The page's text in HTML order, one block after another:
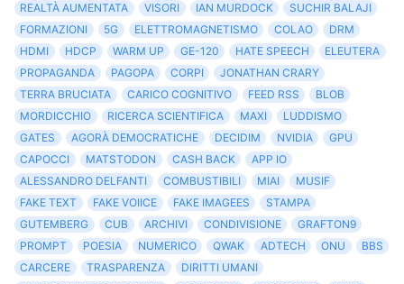
REALTÀ AUMENTATA
VISORI IAN MURDOCK
SUCHIR BALAJI
FORMAZIONI
5G ELETTROMAGNETISMO COLAO
DRM
HDMI
HDCP WARM UP GE-120 HATE SPEECH
ELEUTERA
PROPAGANDA
PAGOPA CORPI
JONATHAN CRARY
TERRA BRUCIATA
CARICO COGNITIVO FEED RSS
BLOB
MORDICCHIO
RICERCA SCIENTIFICA MAXI
LUDDISMO
GATES
AGORÀ DEMOCRATICHE DECIDIM NVIDIA
GPU
CAPOCCI
MATSTODON CASH BACK
APP IO
ALESSANDRO DELFANTI
COMBUSTIBILI MIAI
MUSIF
FAKE TEXT
FAKE VOIICE FAKE IMAGEES
STAMPA
GUTEMBERG
CUB ARCHIVI CONDIVISIONE
GRAFTON9
PROMPT
POESIA NUMERICO QWAK ADTECH ONU
BBS
CARCERE
TRASPARENZA
DIRITTI UMANI